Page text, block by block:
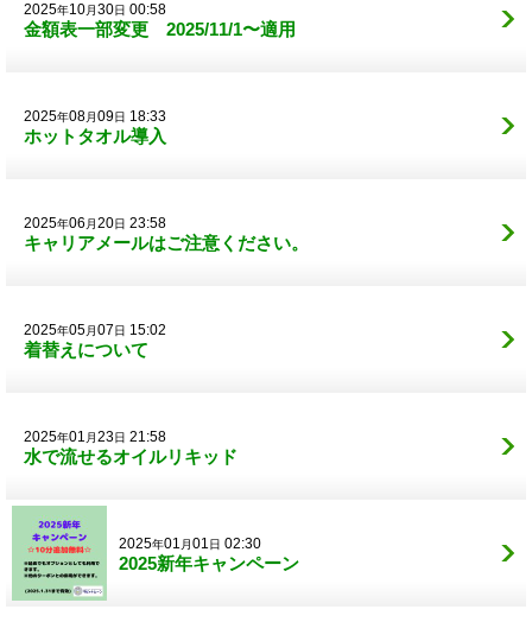
2025年10月30日 00:58
金額表一部変更 2025/11/1〜適用
2025年08月09日 18:33
ホットタオル導入
2025年06月20日 23:58
キャリアメールはご注意ください。
2025年05月07日 15:02
着替えについて
2025年01月23日 21:58
水で流せるオイルリキッド
2025年01月01日 02:30
2025新年キャンペーン